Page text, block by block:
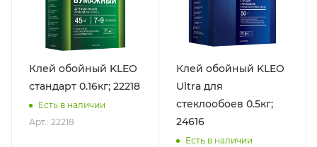
Клей обойный KLEO
стандарт 0.16кг; 22218
Есть в наличии
Арт.: 22218
Клей обойный KLEO
Ultra для
стеклообоев 0.5кг;
24616
Есть в наличии